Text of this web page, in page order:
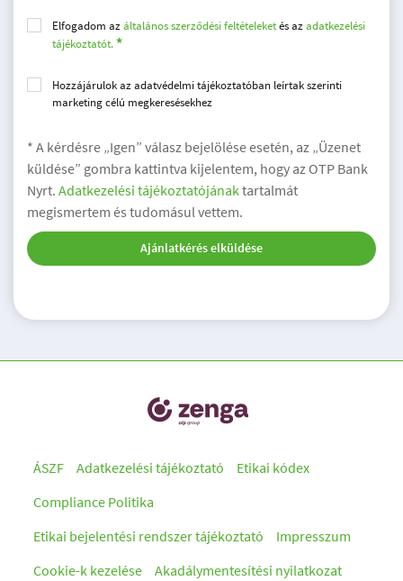
Elfogadom azáltalános szerződési feltételeketés azadatkezelési
tájékoztatót.
Hozzájárulok az adatvédelmi tájékoztatóban leírtak szerinti
marketing célú megkeresésekhez
* A kérdésre „Igen” válasz bejelölése esetén, az „Üzenet
küldése” gombra kattintva kijelentem, hogy az OTP Bank
Nyrt. Adatkezelési tájékoztatójánaktartalmát
megismertem és tudomásul vettem.
Ajánlatkérés elküldése
ÁSZF Adatkezelési tájékoztató
Etikai kódex
Compliance Politika
Etikai bejelentési rendszer tájékoztató
Impresszum
Cookie-k kezelése
Akadálymentesítési nyilatkozat